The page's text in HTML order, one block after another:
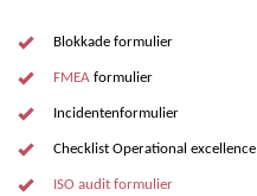
Blokkade formulier
FMEA formulier
Incidentenformulier
Checklist Operational excellence
ISO audit formulier